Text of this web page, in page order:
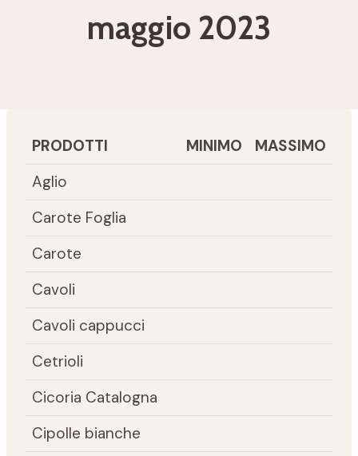
maggio 2023
PRODOTTI MINIMO
MASSIMO
Aglio
Carote Foglia
Carote
Cavoli
Cavoli cappucci
Cetrioli
Cicoria Catalogna
Cipolle bianche